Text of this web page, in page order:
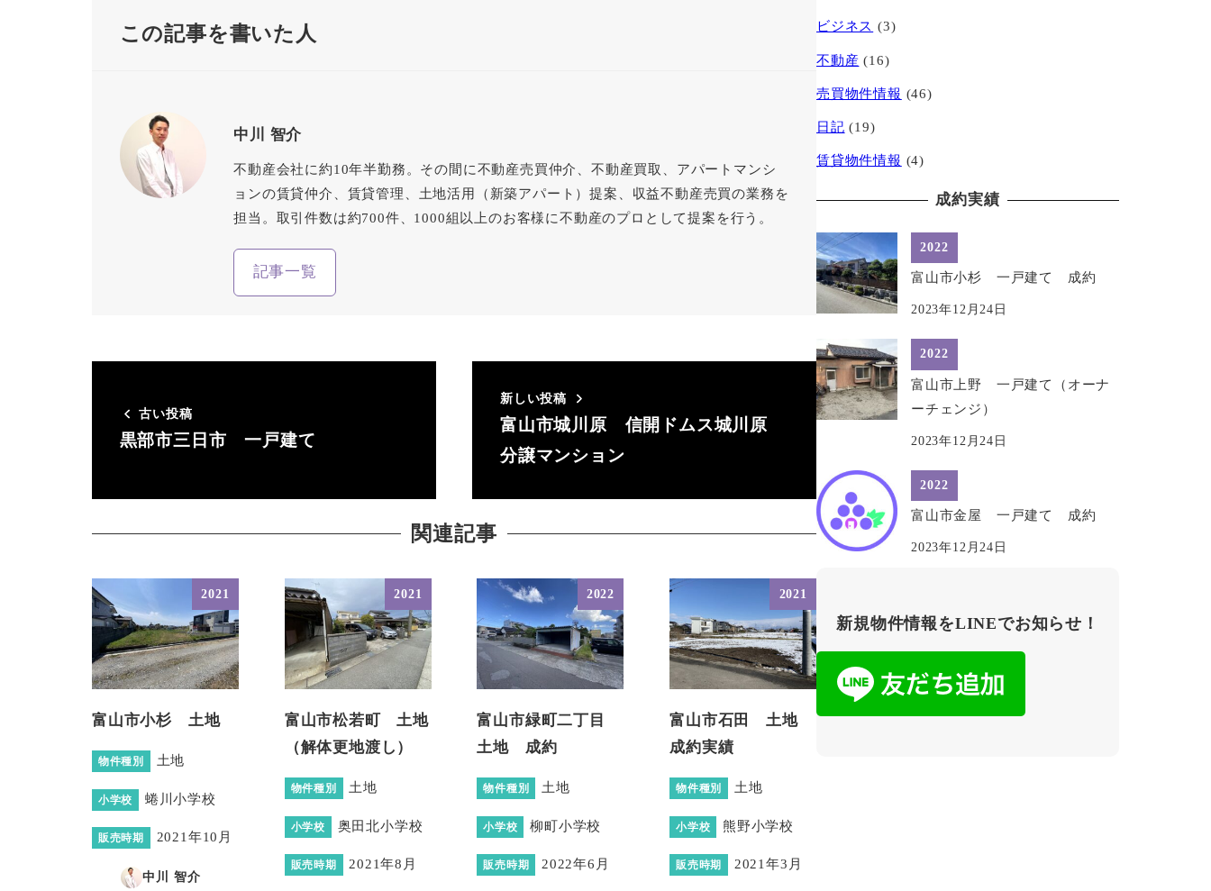
この記事を書いた人
中川 智介
不動産会社に約10年半勤務。その間に不動産売買仲介、不動産買取、アパートマンシ
ョンの賃貸仲介、賃貸管理、土地活用（新築アパート）提案、収益不動産売買の業務を
担当。取引件数は約700件、1000組以上のお客様に不動産のプロとして提案を行う。
記事一覧
古い投稿
黒部市三日市 一戸建て
新しい投稿
富山市城川原 信開ドムス城川原
分譲マンション
関連記事
2021
富山市小杉 土地
物件種別 土地
小学校 蜷川小学校
販売時期 2021年10月
中川 智介
2021
富山市松若町 土地
（解体更地渡し）
物件種別 土地
小学校 奥田北小学校
販売時期 2021年8月
2022
富山市緑町二丁目
土地 成約
物件種別 土地
小学校 柳町小学校
販売時期 2022年6月
2021
富山市石田 土地
成約実績
物件種別 土地
小学校 熊野小学校
販売時期 2021年3月
ビジネス (3)
不動産 (16)
売買物件情報 (46)
日記 (19)
賃貸物件情報 (4)
成約実績
2022
富山市小杉 一戸建て 成約
2023年12月24日
2022
富山市上野 一戸建て（オーナ
ーチェンジ）
2023年12月24日
2022
富山市金屋 一戸建て 成約
2023年12月24日
新規物件情報をLINEでお知らせ！